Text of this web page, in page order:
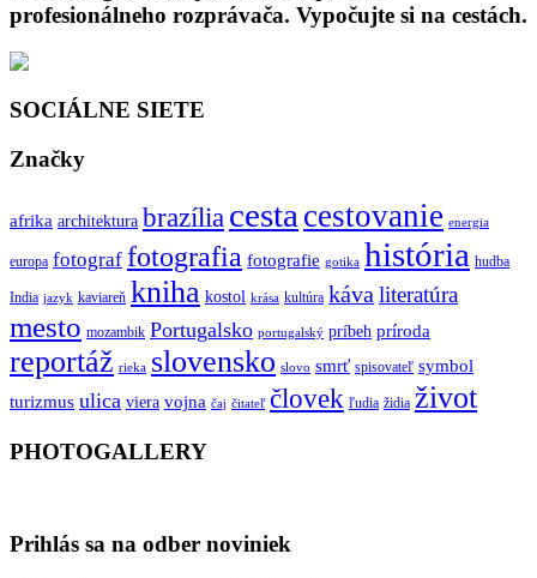
profesionálneho rozprávača. Vypočujte si na cestách.
SOCIÁLNE SIETE
Značky
afrika architektura brazília cesta cestovanie energia
europa fotograf fotografia fotografie gotika história hudba
India jazyk kaviareň kniha kostol krása kultúra káva literatúra
mesto mozambik Portugalsko portugalský príbeh príroda
reportáž rieka slovensko slovo smrť spisovateľ symbol
turizmus ulica viera vojna čaj čitateľ človek ľudia židia život
PHOTOGALLERY
Prihlás sa na odber noviniek